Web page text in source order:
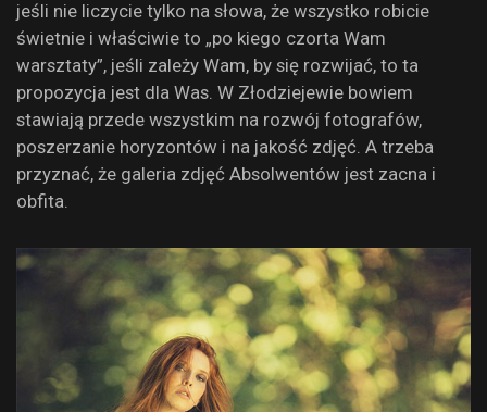
jeśli nie liczycie tylko na słowa, że wszystko robicie
świetnie i właściwie to „po kiego czorta Wam
warsztaty”, jeśli zależy Wam, by się rozwijać, to ta
propozycja jest dla Was. W Złodziejewie bowiem
stawiają przede wszystkim na rozwój fotografów,
poszerzanie horyzontów i na jakość zdjęć. A trzeba
przyznać, że galeria zdjęć Absolwentów jest zacna i
obfita.